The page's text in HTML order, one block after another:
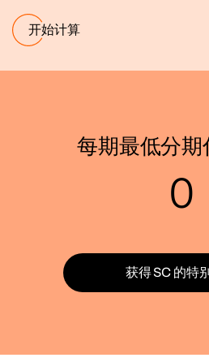
开始计算
每期最低分期
0
获得 SC 的特